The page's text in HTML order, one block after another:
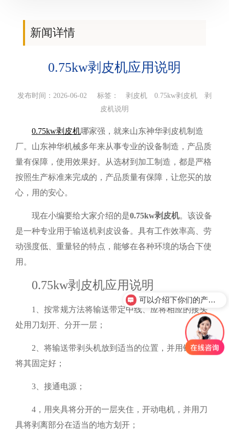
新闻详情
0.75kw剥皮机应用说明
发布时间：2026-06-02 标签： 剥皮机 0.75kw剥皮机
剥
皮机说明
0.75kw剥皮机哪家强，就来山东神华剥皮机制造
厂。山东神华机械多年来从事专业的设备制造，产品质
量有保障，使用效果好。从选材到加工制造，都是严格
按照生产标准来完成的，产品质量有保障，让您买的放
心，用的安心。
现在小编要给大家介绍的是0.75kw剥皮机。该设备
是一种专业用于输送机剥皮设备。具有工作效率高、劳
动强度低、重量轻的特点，能够在各种环境的场合下使
用。
0.75kw剥皮机应用说明
1、按常规方法将输送带定中线、应将相应的接头
处用刀划开、分开一层；
2、将输送带剥头机放到适当的位置，并用钢丝绳
将其固定好；
3、接通电源；
4，用夹具将分开的一层夹住，开动电机，并用刀
具将剥离部分在适当的地方划开；
可以介绍下你们的产品么？